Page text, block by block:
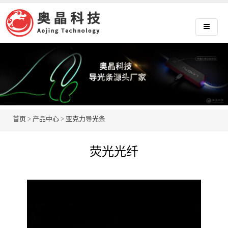
首页 > 产品中心 > 亚克力导光条
荧光光纤